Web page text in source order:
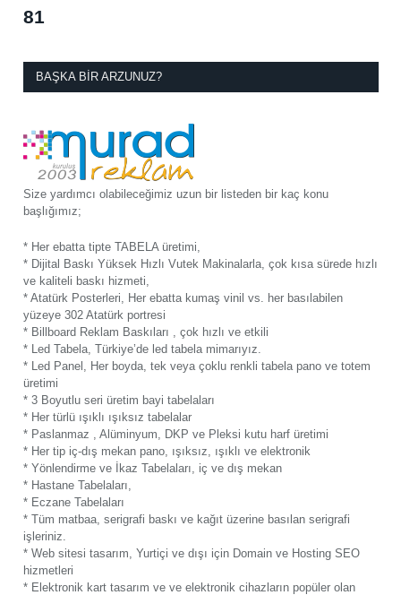
81
BAŞKA BIR ARZUNUZ?
Size yardımcı olabileceğimiz uzun bir listeden bir kaç konu
başlığımız;
* Her ebatta tipte TABELA üretimi,
* Dijital Baskı Yüksek Hızlı Vutek Makinalarla, çok kısa sürede hızlı
ve kaliteli baskı hizmeti,
* Atatürk Posterleri, Her ebatta kumaş vinil vs. her basılabilen
yüzeye 302 Atatürk portresi
* Billboard Reklam Baskıları , çok hızlı ve etkili
* Led Tabela, Türkiye’de led tabela mimarıyız.
* Led Panel, Her boyda, tek veya çoklu renkli tabela pano ve totem
üretimi
* 3 Boyutlu seri üretim bayi tabelaları
* Her türlü ışıklı ışıksız tabelalar
* Paslanmaz , Alüminyum, DKP ve Pleksi kutu harf üretimi
* Her tip iç-dış mekan pano, ışıksız, ışıklı ve elektronik
* Yönlendirme ve İkaz Tabelaları, iç ve dış mekan
* Hastane Tabelaları,
* Eczane Tabelaları
* Tüm matbaa, serigrafi baskı ve kağıt üzerine basılan serigrafi
işleriniz.
* Web sitesi tasarım, Yurtiçi ve dışı için Domain ve Hosting SEO
hizmetleri
* Elektronik kart tasarım ve ve elektronik cihazların popüler olan